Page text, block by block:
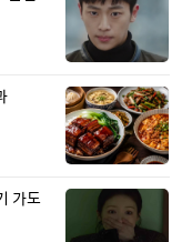
가도